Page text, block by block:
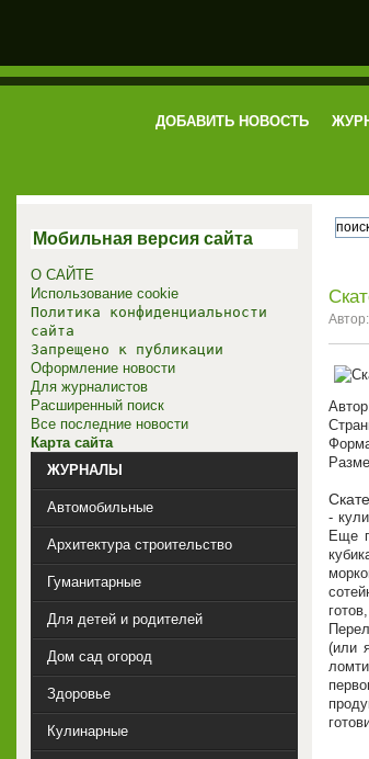
электронная
ДОБАВИТЬ НОВОСТЬ
Автор:
-
Еще
(или
Мобильная версия сайта
О САЙТЕ
Использование cookie
Политика конфиденциальности
сайта
Запрещено к публикации
Оформление новости
Для журналистов
Расширенный поиск
Все последние новости
Карта сайта
ЖУРНАЛЫ
Автомобильные
Архитектура строительство
Гуманитарные
Для детей и родителей
Дом сад огород
Здоровье
Кулинарные